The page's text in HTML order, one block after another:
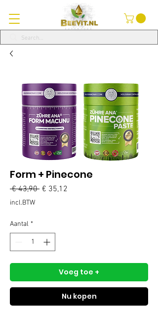
Form + Pinecone
€ 43,90 Normale
€ 35,12
incl.BTW
Aantal *
Voeg toe +
Nu kopen